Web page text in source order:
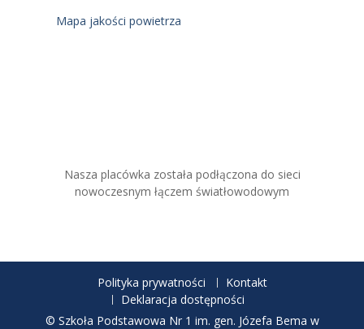
Mapa jakości powietrza
Nasza placówka została podłączona do sieci
nowoczesnym łączem światłowodowym
Polityka prywatności
Kontakt
Deklaracja dostępności
© Szkoła Podstawowa Nr 1 im. gen. Józefa Bema w